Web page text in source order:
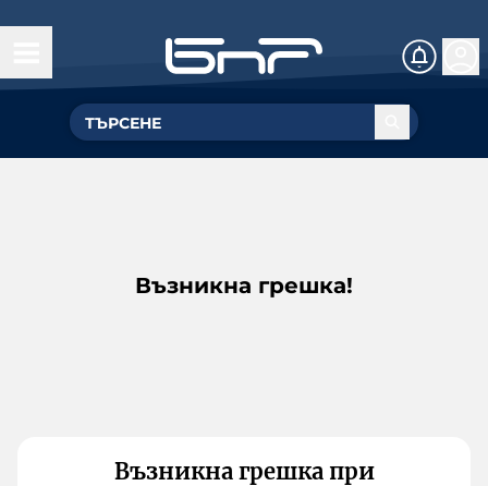
Възникна грешка!
Възникна грешка при